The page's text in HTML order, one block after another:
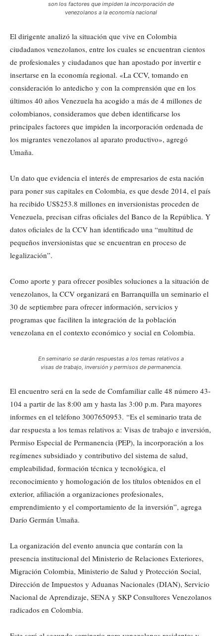
son los factores que impiden la incorporación de
venezolanos a la economía nacional
El dirigente analizó la situación que vive en Colombia
ciudadanos venezolanos, entre los cuales se encuentran cientos
de profesionales y ciudadanos que han apostado por invertir e
insertarse en la economía regional. «La CCV, tomando en
consideración lo antedicho y con la comprensión que en los
últimos 40 años Venezuela ha acogido a más de 4 millones de
colombianos, consideramos que deben identificarse los
principales factores que impiden la incorporación ordenada de
los migrantes venezolanos al aparato productivo», agregó
Umaña.
Un dato que evidencia el interés de empresarios de esta nación
para poner sus capitales en Colombia, es que desde 2014, el país
ha recibido US$253.8 millones en inversionistas proceden de
Venezuela, precisan cifras oficiales del Banco de la República. Y
datos oficiales de la CCV han identificado una “multitud de
pequeños inversionistas que se encuentran en proceso de
legalización”.
Como aporte y para ofrecer posibles soluciones a la situación de
venezolanos, la CCV organizará en Barranquilla un seminario el
30 de septiembre para ofrecer información, servicios y
programas que faciliten la integración de la población
venezolana en el contexto económico y social en Colombia.
En seminario se darán respuestas a los temas relativos a
visas de trabajo, inversión y permisos de permanencia.
El encuentro será en la sede de Comfamiliar calle 48 número 43-
104 a partir de las 8:00 am y hasta las 3:00 p.m. Para mayores
informes en el teléfono 3007650953. “Es el seminario trata de
dar respuesta a los temas relativos a: Visas de trabajo e inversión,
Permiso Especial de Permanencia (PEP), la incorporación a los
regímenes subsidiado y contributivo del sistema de salud,
empleabilidad, formación técnica y tecnológica, el
reconocimiento y homologación de los títulos obtenidos en el
exterior, afiliación a organizaciones profesionales,
emprendimiento y el comportamiento de la inversión”, agrega
Darío Germán Umaña.
La organización del evento anuncia que contarán con la
presencia institucional del Ministerio de Relaciones Exteriores,
Migración Colombia, Ministerio de Salud y Protección Social,
Dirección de Impuestos y Aduanas Nacionales (DIAN), Servicio
Nacional de Aprendizaje, SENA y SKP Consultores Venezolanos
radicados en Colombia.